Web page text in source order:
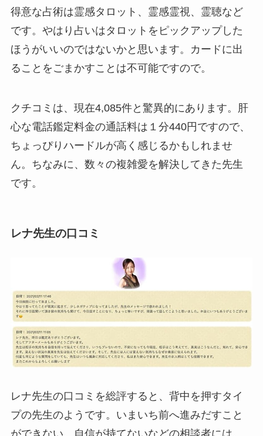
得意な占術は霊感タロット、霊感霊視、霊聴など
です。やはり占いはタロットをピックアップした
ほうがいいのではないかと思います。カードに出
ることをごまかすことは不可能ですので。
クチコミは、現在4,085件と驚異的にあります。肝
心な電話鑑定料金の通話料は１分440円ですので、
ちょっぴりハードルが高く感じるかもしれませ
ん。ちなみに、数々の複雑愛を解決してきた先生
です。
レナ先生の口コミ
レナ先生の口コミを総評すると、背中を押すタイ
プの先生のようです。いまいち前へ進みだすこと